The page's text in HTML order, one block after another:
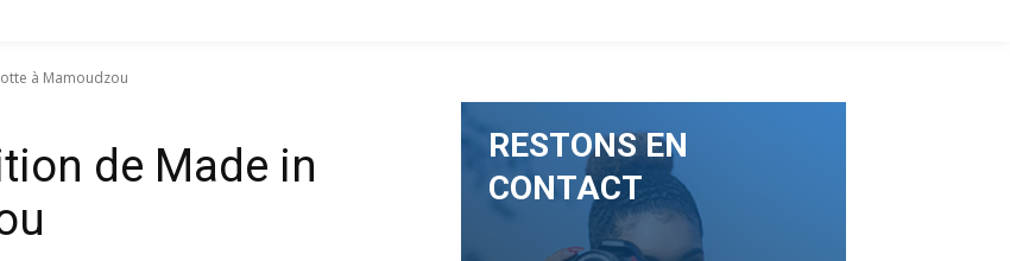
à Mamoudzou
de Made in
RESTONS EN
CONTACT